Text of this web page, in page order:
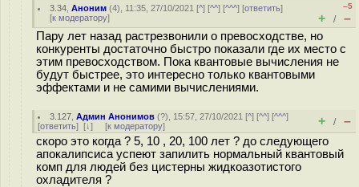
3.34 ,Аноним (4), 11:35, 27/10/2021 [^] [^^] [^^^] [ответить]
[к модератору]
–5
+ / –
Пару лет назад растрезвонили о превосходстве, но
конкуренты достаточно быстро показали где их место с
этим превосходством. Пока квантовые вычисления не
будут быстрее, это интересно только квантовыми
эффектами и не самими вычислениями.
3.127 ,Админ Анонимов (?), 15:57, 27/10/2021 [^] [^^] [^^^]
[ответить] [↓] [к модератору] + / –
скоро это когда ? 5, 10 , 20, 100 лет ? до следующего
апокалипсиса успеют запилить нормальный квантовый
комп для людей без цистерны жидкоазотистого
охладителя ?